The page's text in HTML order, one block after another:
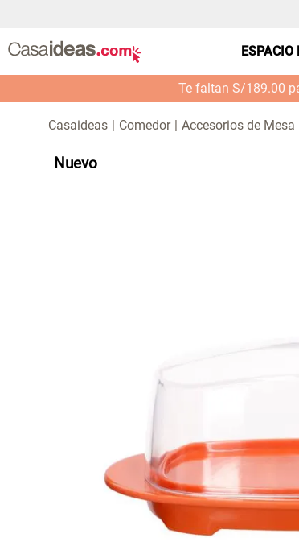
ESPACIO
Te faltan S/189.00
Comedor Accesorios de Mesa
Nuevo